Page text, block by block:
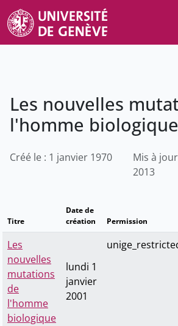
Les nouvelles
l'homme biologique
Créé le : 1 janvier 1970
Mis à
2013
Titre
Date de
création
Permission
Les
nouvelles
mutations
de
l'homme
biologique
lundi 1
janvier
2001